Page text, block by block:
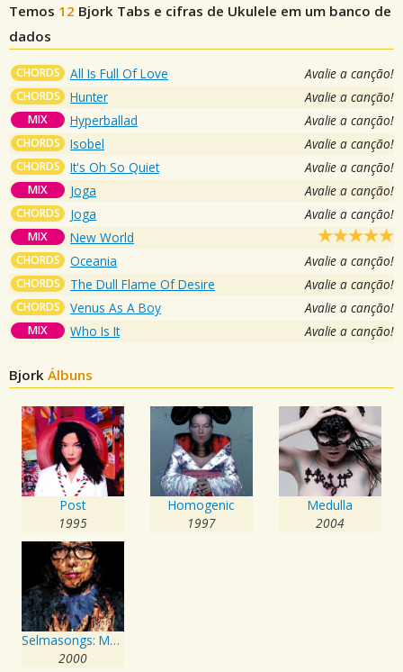
Temos 12 Bjork Tabs e cifras de Ukulele em um banco de
dados
CHORDS All Is Full Of Love Avalie a canção!
CHORDS Hunter Avalie a canção!
MIX Hyperballad Avalie a canção!
CHORDS Isobel Avalie a canção!
CHORDS It's Oh So Quiet Avalie a canção!
MIX Joga Avalie a canção!
CHORDS Joga Avalie a canção!
MIX New World
CHORDS Oceania Avalie a canção!
CHORDS The Dull Flame Of Desire Avalie a canção!
CHORDS Venus As A Boy Avalie a canção!
MIX Who Is It Avalie a canção!
Bjork Álbuns
Post
1995
Homogenic
1997
Medulla
2004
Selmasongs: Music From The Motion Picture "Dancer In The Dark"`
2000